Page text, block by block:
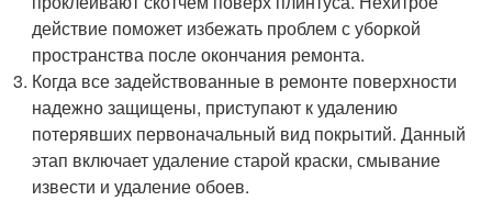
действие поможет избежать проблем с уборкой
пространства после окончания ремонта.
Когда все задействованные в ремонте поверхности
надежно защищены, приступают к удалению
потерявших первоначальный вид покрытий. Данный
этап включает удаление старой краски, смывание
извести и удаление обоев.